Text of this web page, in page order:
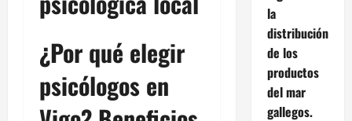
¿Por qué elegir
psicólogos en
la
distribución
de los
productos
del mar
gallegos.